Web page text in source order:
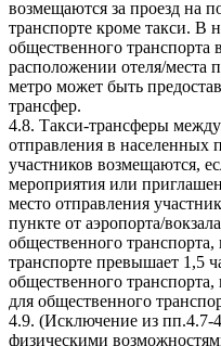
возмещаются за проезд на
транспорте кроме такси. В
общественного
расположении отеля/места
метро может быть
трансфер.
4.8. Такси-трансферы
отправления в населенных
участников возмещаются,
мероприятия или
место отправления
пункте от аэропорта/
общественного
транспорте превышает 1,5
общественного
для общественного
4.9. (Исключение из пп.4.7-
физическими